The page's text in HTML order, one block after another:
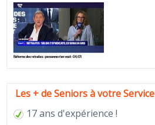
Les + de Seniors à votre Service
17 ans d'expérience !